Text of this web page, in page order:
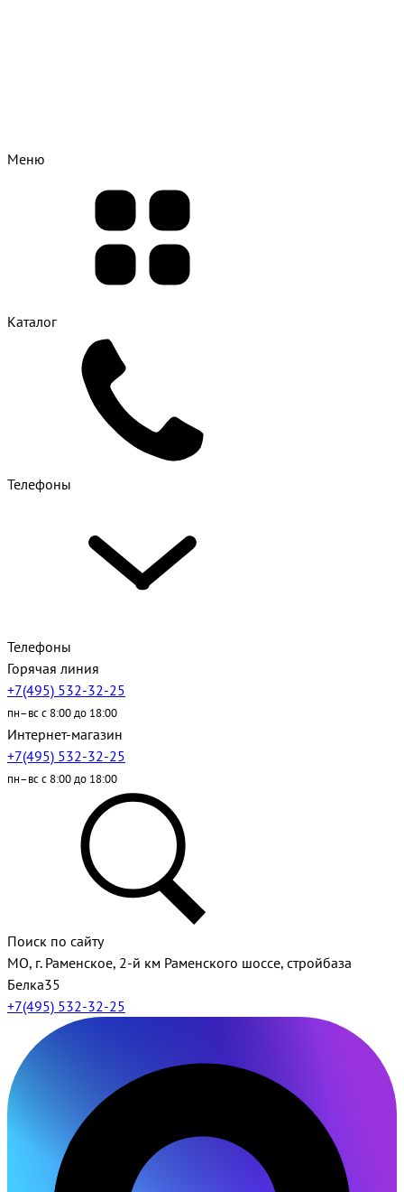
Меню
Каталог
Телефоны
Телефоны
Горячая линия
+7(495) 532-32-25
пн–вс с 8:00 до 18:00
Интернет-магазин
+7(495) 532-32-25
пн–вс с 8:00 до 18:00
Поиск по сайту
МО, г. Раменское, 2-й км Раменского шоссе, стройбаза
Белка35
+7(495) 532-32-25